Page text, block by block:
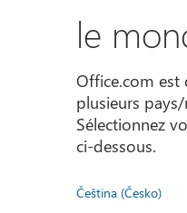
le
Office.com est
plusieurs
Sélectionnez
ci-dessous.
Čeština (Česko)